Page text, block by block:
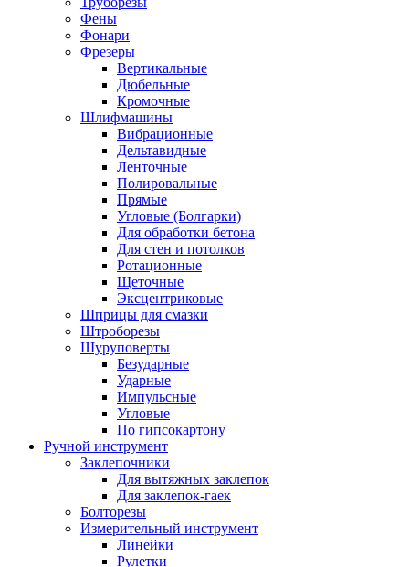
Фены
Фонари
Фрезеры
Вертикальные
Дюбельные
Кромочные
Шлифмашины
Вибрационные
Дельтавидные
Ленточные
Полировальные
Прямые
Угловые (Болгарки)
Для обработки бетона
Для стен и потолков
Ротационные
Щеточные
Эксцентриковые
Шприцы для смазки
Штроборезы
Шуруповерты
Безударные
Ударные
Импульсные
Угловые
По гипсокартону
Ручной инструмент
Заклепочники
Для вытяжных заклепок
Для заклепок-гаек
Болторезы
Измерительный инструмент
Линейки
Рулетки